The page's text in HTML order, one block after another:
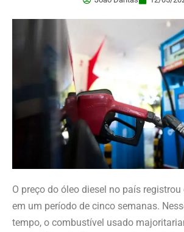
O preço do óleo diesel no país
em um período de cinco semanas.
tempo, o combustível usado